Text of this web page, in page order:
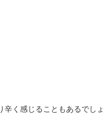
く感じることもあるでしょ